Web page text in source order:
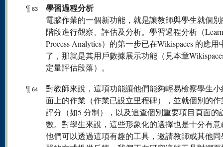
¶ 63 學習過程分析
電腦作業的一個新功能，就是讓教師與學生就個
階段進行觀察、評估及分析。學習過程分析（
Process Analytics）的第一步已在Wikispaces 的應用
了，那就是其用戶數據展示功能（見本章
定量評估段落）。
¶ 64
對教師來說，這項功能讓他們能夠輕易檢察學生
面上的作業（作業已設立里程碑），並就個別的
評分（如5 分制），以及追查個別重要項目頁面的
數。對學生來說，這些形象化的選擇也是十分有
他們可以透過這項有趣的工具，邀請教師或其他